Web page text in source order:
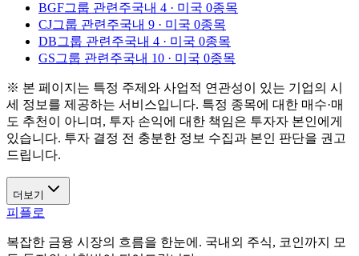
BGF그룹 관련주국내 4 · 미국 0종목
CJ그룹 관련주국내 9 · 미국 0종목
DB그룹 관련주국내 4 · 미국 0종목
GS그룹 관련주국내 10 · 미국 0종목
※ 본 페이지는 특정 주제와 사업적 연관성이 있는 기업의 시
세 정보를 제공하는 서비스입니다. 특정 종목에 대한 매수·매
도 추천이 아니며, 투자 손익에 대한 책임은 투자자 본인에게
있습니다. 투자 결정 전 충분한 정보 수집과 본인 판단을 권고
드립니다.
더보기
피플로
복잡한 금융 시장의 흐름을 한눈에. 국내외 주식, 코인까지 모